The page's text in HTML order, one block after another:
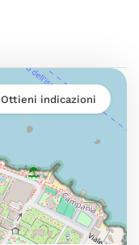
Ottieni indicazioni